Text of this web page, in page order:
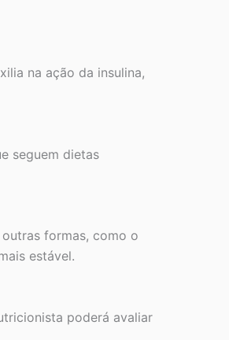
na ação da insulina,
seguem dietas
formas, como o
estável.
poderá avaliar